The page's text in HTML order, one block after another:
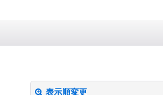
表示順変更